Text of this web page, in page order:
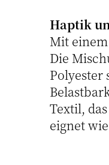
Haptik
Mit
Die
Polyester
Textil,
eignet